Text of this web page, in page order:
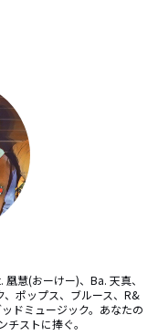
慧(おーけー)、Ba. 天真、
ポップス、ブルース、R&
ドミュージック。あなたの
ストに捧ぐ。